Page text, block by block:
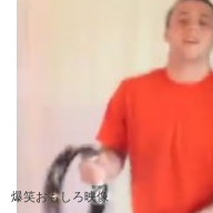
爆笑おもしろ映像